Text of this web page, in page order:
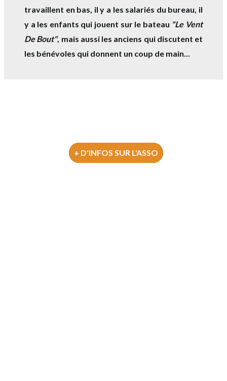
travaillent en bas, il y a les salariés du bureau, il
y a les enfants qui jouent sur le bateau "Le Vent
De Bout", mais aussi les anciens qui discutent et
les bénévoles qui donnent un coup de main...
+ D'INFOS SUR L'ASSO